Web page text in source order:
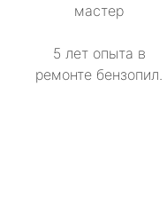
мастер
5 лет опыта в
ремонте бензопил.